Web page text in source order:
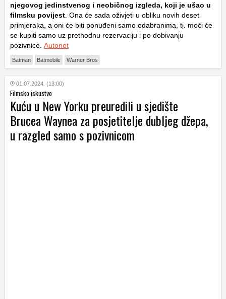
njegovog jedinstvenog i neobičnog izgleda, koji je ušao u
filmsku povijest . Ona će sada oživjeti u obliku novih deset
primjeraka, a oni će biti ponuđeni samo odabranima, tj. moći će
se kupiti samo uz prethodnu rezervaciju i po dobivanju
pozivnice. Autonet
Batman Batmobile Warner Bros
01.07.2024. (13:00)
Filmsko iskustvo
Kuću u New Yorku preuredili u sjedište
Brucea Waynea za posjetitelje dubljeg džepa,
u razgled samo s pozivnicom